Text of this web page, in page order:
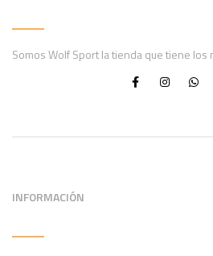
Somos Wolf Sport la tienda que tiene los
INFORMACIÓN